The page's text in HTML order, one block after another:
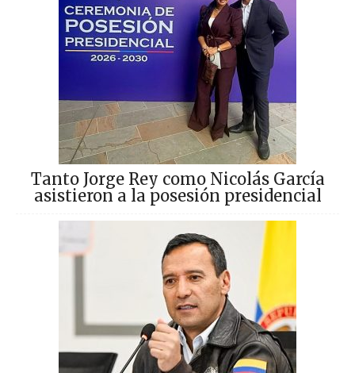
Tanto Jorge Rey como Nicolás García
asistieron a la posesión presidencial